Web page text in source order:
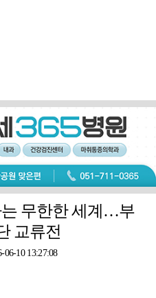
는 무한한 세계…부
교류전
06-10 13:27:08